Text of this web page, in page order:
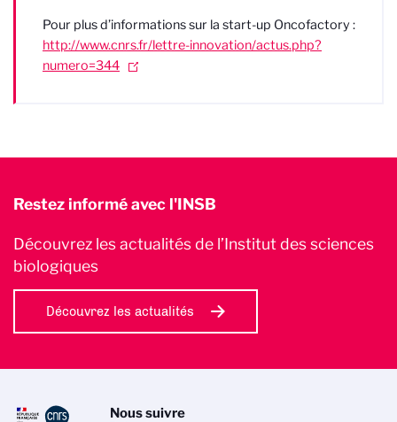
Pour plus d’informations sur la start-up Oncofactory :
http://www.cnrs.fr/lettre-innovation/actus.php?
numero=344
Restez informé avec l'INSB
Découvrez les actualités de l’Institut des sciences
biologiques
Découvrez les actualités
Nous suivre